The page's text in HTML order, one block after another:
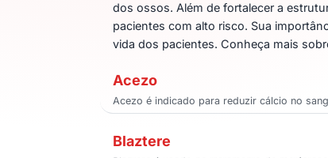
dos ossos. Além de fortalecer a
pacientes com alto risco. Sua
vida dos pacientes. Conheça mais
Acezo
Acezo é indicado para reduzir cálcio no
Blaztere